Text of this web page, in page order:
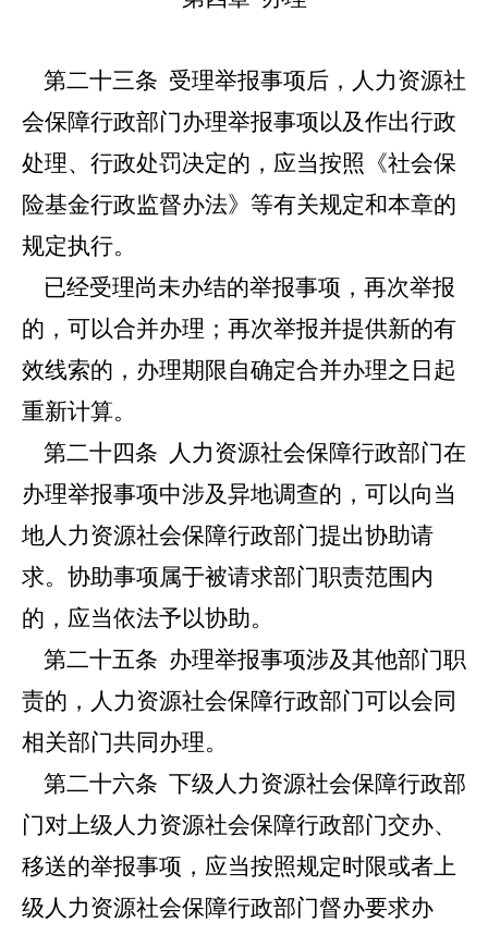
第二十三条 受理举报事项后，人力资源社
会保障行政部门办理举报事项以及作出行政
处理、行政处罚决定的，应当按照《社会保
险基金行政监督办法》等有关规定和本章的
规定执行。
已经受理尚未办结的举报事项，再次举报
的，可以合并办理；再次举报并提供新的有
效线索的，办理期限自确定合并办理之日起
重新计算。
第二十四条 人力资源社会保障行政部门在
办理举报事项中涉及异地调查的，可以向当
地人力资源社会保障行政部门提出协助请
求。协助事项属于被请求部门职责范围内
的，应当依法予以协助。
第二十五条 办理举报事项涉及其他部门职
责的，人力资源社会保障行政部门可以会同
相关部门共同办理。
第二十六条 下级人力资源社会保障行政部
门对上级人力资源社会保障行政部门交办、
移送的举报事项，应当按照规定时限或者上
级人力资源社会保障行政部门督办要求办